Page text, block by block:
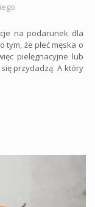
na podarunek dla
tym, że płeć męska o
pielęgnacyjne lub
przydadzą. A który